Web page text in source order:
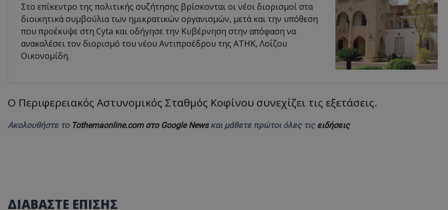
Στο επίκεντρο της πολιτικής συζήτησης βρίσκονται οι νέοι διορισμοί στα
διοικητικά συμβούλια των ημικρατικών οργανισμών, μετά και την υπόθεση
που προέκυψε στη Cyta και οδήγησε την Κυβέρνηση στην απόφαση να
ανακαλέσει τον διορισμό του νέου Αντιπροέδρου της ΑΤΗΚ, Λοΐζου
Οικονομίδη.
Ο Περιφερειακός Αστυνομικός Σταθμός Κοφίνου συνεχίζει τις εξετάσεις.
Ακολουθήστε το Tothemaonline.com στο Google Newsκαι μάθετε πρώτοι όλες τις ειδήσεις
ΔΙΑΒΑΣΤΕ ΕΠΙΣΗΣ